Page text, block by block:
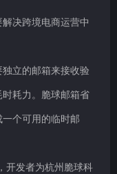
决跨境电商运营中
立的邮箱来接收验
耗力。脆球邮箱省
个可用的临时邮
开发者为杭州脆球科